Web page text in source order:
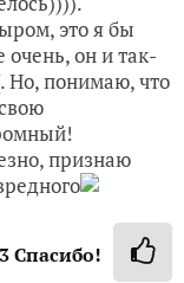
это я бы
очень, он и так-
Но, понимаю, что
признаю
3Спасибо!